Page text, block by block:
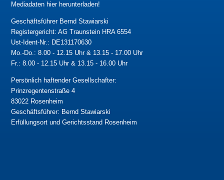
Mediadaten hier herunterladen!
Geschäftsführer Bernd Stawiarski
Registergericht: AG Traunstein HRA 6554
Ust-Ident-Nr.: DE131170630
Mo.-Do.: 8.00 - 12.15 Uhr & 13.15 - 17.00 Uhr
Fr.: 8.00 - 12.15 Uhr & 13.15 - 16.00 Uhr
Persönlich haftender Gesellschafter:
Prinzregentenstraße 4
83022 Rosenheim
Geschäftsführer: Bernd Stawiarski
Erfüllungsort und Gerichtsstand Rosenheim